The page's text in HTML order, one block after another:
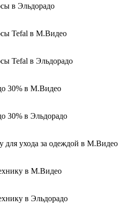
в Эльдорадо
Tefal в М.Видео
Tefal в Эльдорадо
30% в М.Видео
30% в Эльдорадо
для ухода за одеждой в М.Видео
в М.Видео
в Эльдорадо